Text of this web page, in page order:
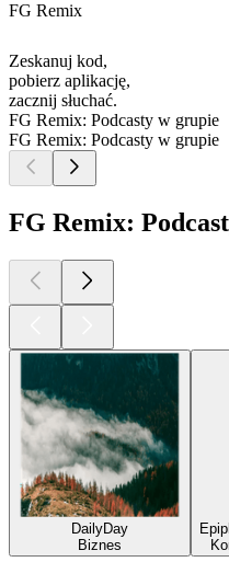
FG Remix
Zeskanuj kod,
pobierz aplikację,
zacznij słuchać.
FG Remix: Podcasty w grupie
FG Remix: Podcasty w grupie
FG Remix:
DailyDay
Biznes